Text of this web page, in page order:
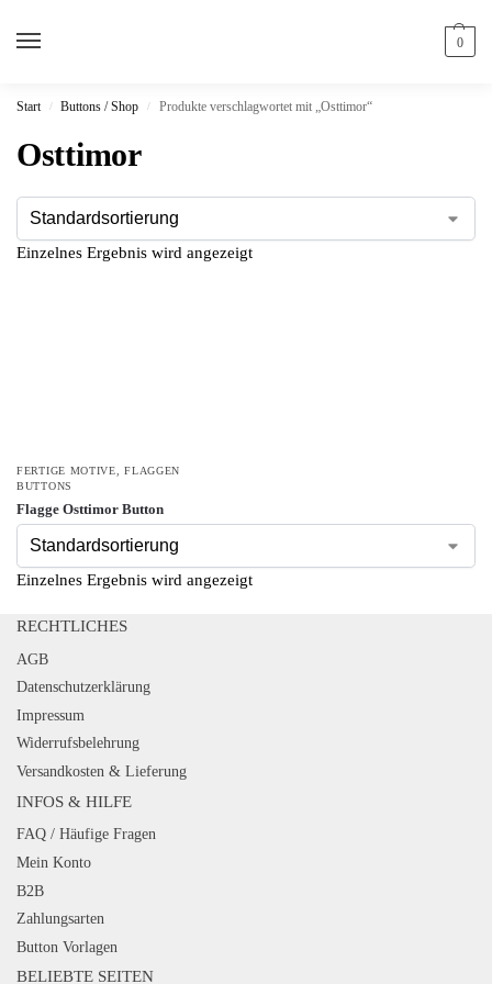
0
Start / Buttons / Shop / Produkte verschlagwortet mit „Osttimor“
Osttimor
Einzelnes Ergebnis wird angezeigt
FERTIGE MOTIVE,FLAGGEN
BUTTONS
Flagge Osttimor Button
Einzelnes Ergebnis wird angezeigt
RECHTLICHES
AGB
Datenschutzerklärung
Impressum
Widerrufsbelehrung
Versandkosten & Lieferung
INFOS & HILFE
FAQ / Häufige Fragen
Mein Konto
B2B
Zahlungsarten
Button Vorlagen
BELIEBTE SEITEN